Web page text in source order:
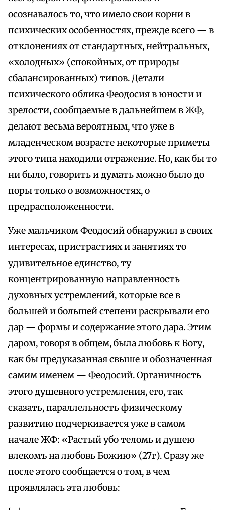
осознавалось то, что имело свои корни в
психических особенностях, прежде всего — в
отклонениях от стандартных, нейтральных,
«холодных» (спокойных, от природы
сбалансированных) типов. Детали
психического облика Феодосия в юности и
зрелости, сообщаемые в дальнейшем в ЖФ,
делают весьма вероятным, что уже в
младенческом возрасте некоторые приметы
этого типа находили отражение. Но, как бы то
ни было, говорить и думать можно было до
поры только о возможностях, о
предрасположенности.
Уже мальчиком Феодосий обнаружил в своих
интересах, пристрастиях и занятиях то
удивительное единство, ту
концентрированную направленность
духовных устремлений, которые все в
большей и большей степени раскрывали его
дар — формы и содержание этого дара. Этим
даром, говоря в общем, была любовь к Богу,
как бы предуказанная свыше и обозначенная
самим именем — Феодосий. Органичность
этого душевного устремления, его, так
сказать, параллельность физическому
развитию подчеркивается уже в самом
начале ЖФ: «Растый убо теломь и душею
влекомъ на любовь Божию» (27г). Сразу же
после этого сообщается о том, в чем
проявлялась эта любовь: